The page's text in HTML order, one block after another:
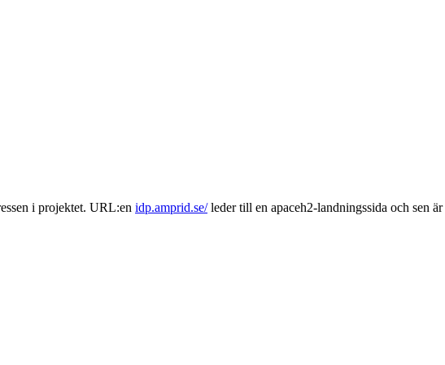
i projektet. URL:en idp.amprid.se/leder till en apaceh2-landningssida och sen är